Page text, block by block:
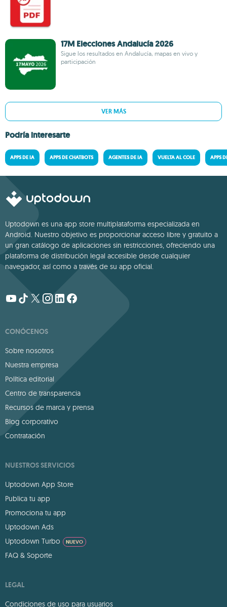
17M Elecciones Andalucía 2026
Sigue los resultados en Andalucía, mapas en vivo y
participación
VER MÁS
Podría interesarte
APPS DE IA APPS DE CHATBOTS AGENTES DE IA VUELTA AL COLE APPS
Uptodown es una app store multiplataforma especializada en
Android. Nuestro objetivo es proporcionar acceso libre y gratuito a
un gran catálogo de aplicaciones sin restricciones, ofreciendo una
plataforma de distribución legal accesible desde cualquier
navegador, así como a través de su app oficial.
CONÓCENOS
Sobre nosotros
Nuestra empresa
Política editorial
Centro de transparencia
Recursos de marca y prensa
Blog corporativo
Contratación
NUESTROS SERVICIOS
Uptodown App Store
Publica tu app
Promociona tu app
Uptodown Ads
Uptodown Turbo
NUEVO
FAQ & Soporte
LEGAL
Condiciones de uso para usuarios